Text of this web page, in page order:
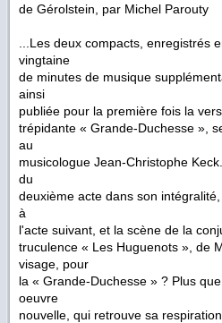
de Gérolstein , par Michel Parouty
Les deux compacts, enregistrés
vingtaine
de minutes de musique
ainsi
publiée pour la première fois la
trépidante « Grande-Duchesse »,
au
musicologue Jean-Christophe
du
deuxième acte dans son
à
l'acte suivant, et la scène de la
truculence « Les Huguenots », de
visage, pour
la « Grande-Duchesse » ? Plus
oeuvre
nouvelle, qui retrouve sa